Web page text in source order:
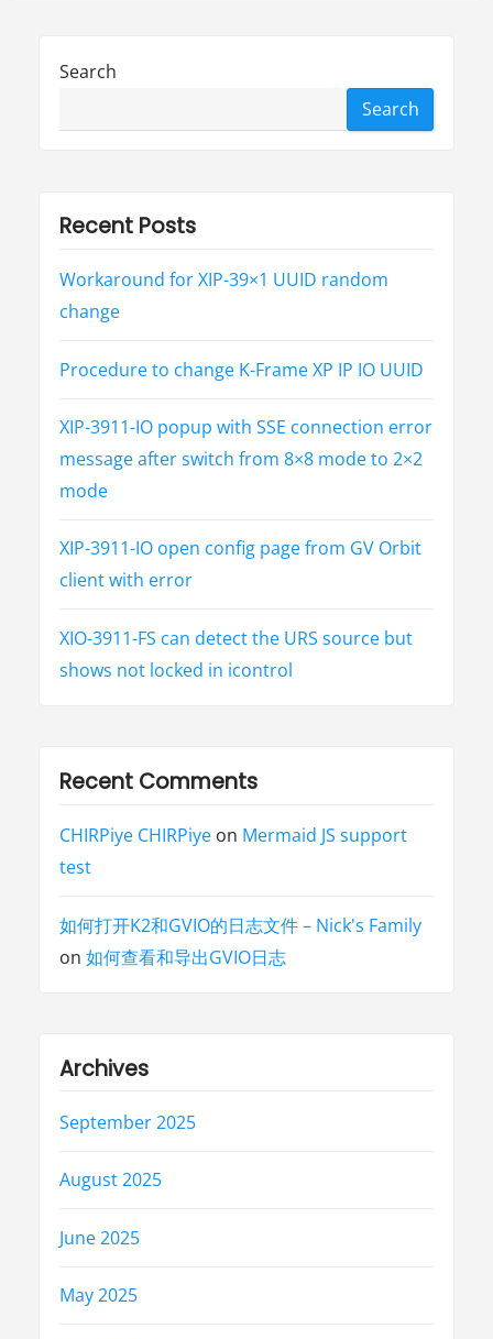
e
a
s
主
的
t
显
浏
览
Search
Search
Recent Posts
Workaround for XIP-39×1 UUID random
change
Procedure to change K-Frame XP IP IO UUID
XIP-3911-IO popup with SSE connection error
message after switch from 8×8 mode to 2×2
mode
XIP-3911-IO open config page from GV Orbit
client with error
XIO-3911-FS can detect the URS source but
shows not locked in icontrol
Recent Comments
CHIRPiye CHIRPiyeon Mermaid JS support
test
如何打开K2和GVIO的日志文件 – Nick's Family
on 如何查看和导出GVIO日志
Archives
September 2025
August 2025
June 2025
May 2025